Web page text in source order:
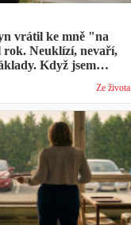
vrátil ke mně "na
rok. Neuklízí, nevaří,
Když jsem
dítě."
Ze života